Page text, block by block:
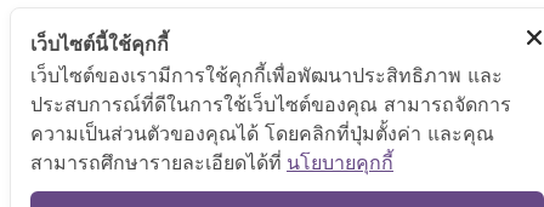
เว็บไซต์นี้ใช้คุกกี้
เว็บไซต์ของเรามีการใช้คุกกี้เพื่อพัฒนาประสิทธิภาพ และ
ประสบการณ์ที่ดีในการใช้เว็บไซต์ของคุณ สามารถจัดการ
ความเป็นส่วนตัวของคุณได้ โดยคลิกที่ปุ่มตั้งค่า และคุณ
สามารถศึกษารายละเอียดได้ที่ นโยบายคุกกี้